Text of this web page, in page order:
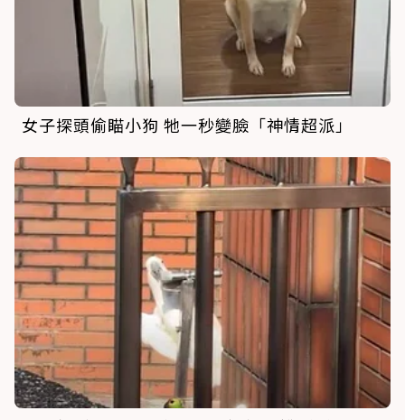
女子探頭偷瞄小狗 牠一秒變臉「神情超派」